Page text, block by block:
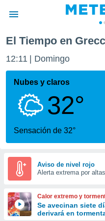
de
por
que se
calidad.
a este
las
y
forma
digital
basada
El Tiempo en
12:11 Domingo
Nubes y claros
32°
Sensación de 32°
Aviso de nivel rojo
Alerta extrema por
Calor extremo y
Se avecinan siete
derivará en